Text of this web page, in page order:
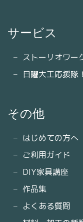
サービス
ストーリオワー
日曜大工応援隊！
その他
はじめての方へ
ご利用ガイド
DIY家具講座
作品集
よくある質問